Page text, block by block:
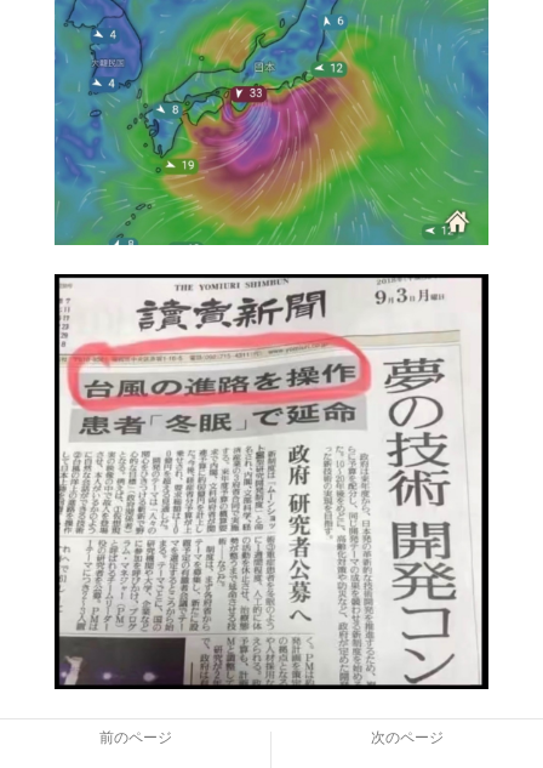
前のページ 次のページ